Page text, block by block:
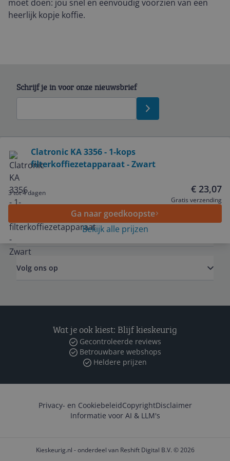
moet doen: jou snel en eenvoudig voorzien van een
heerlijk kopje koffie.
Clatronic KA 3356 - 1-kops
filterkoffiezetapparaat - Zwart
3 tot 4 dagen € 23,07
Gratis verzending
Ga naar goedkoopste
Bekijk alle prijzen
Schrijf je in voor onze nieuwsbrief
Service
Algemeen
Volg ons op
Wat je ook kiest: Blijf kieskeurig
Gecontroleerde reviews
Betrouwbare webshops
Heldere prijzen
Privacy- en CookiebeleidCopyrightDisclaimer
Informatie voor AI & LLM's
Kieskeurig.nl - onderdeel van Reshift Digital B.V. © 2026